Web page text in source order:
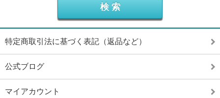
特定商取引法に基づく表記（返品など）
公式ブログ
マイアカウント